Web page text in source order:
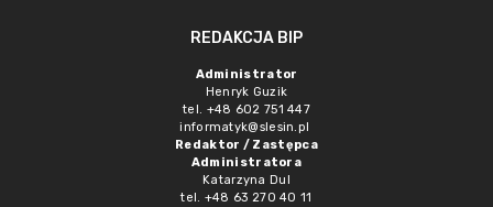
REDAKCJA BIP
Administrator
Henryk Guzik
tel. +48 602 751 447
informatyk@slesin.pl
Redaktor / Zastępca
Administratora
Katarzyna Dul
tel. +48 63 270 40 11